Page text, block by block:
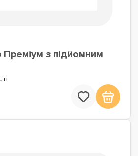
з підйомним